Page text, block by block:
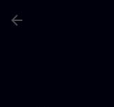
arrow_back